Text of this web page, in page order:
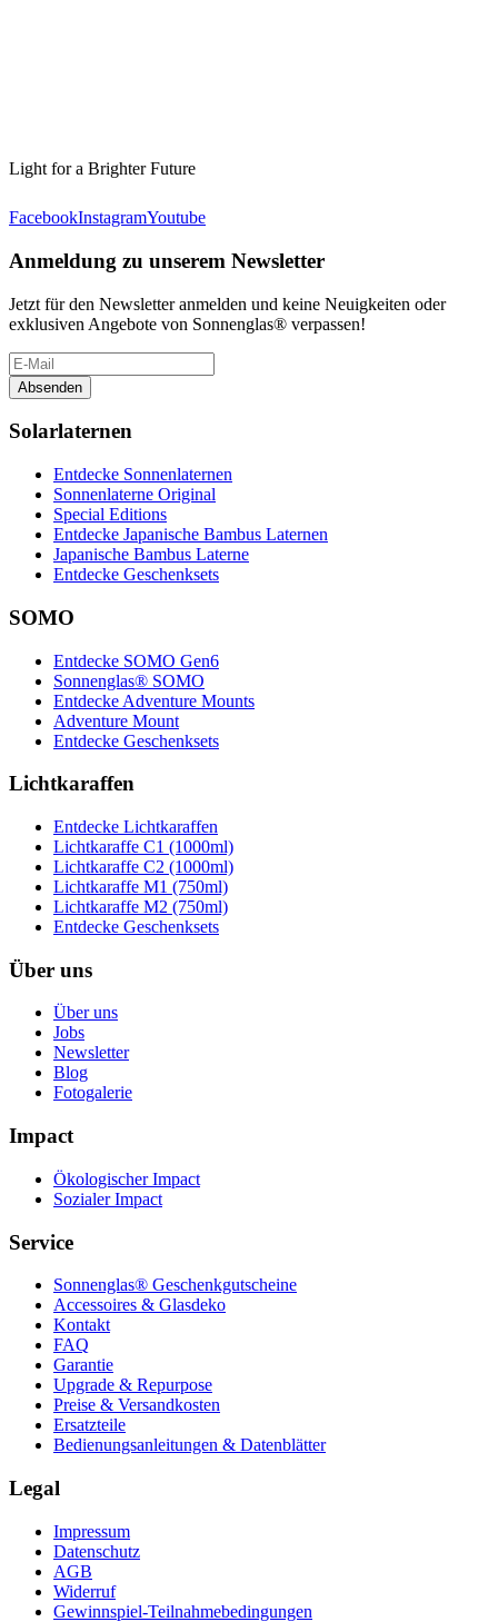
Light for a Brighter Future
FacebookInstagramYoutube
Anmeldung zu unserem Newsletter
Jetzt für den Newsletter anmelden und keine Neuigkeiten oder
exklusiven Angebote von Sonnenglas® verpassen!
Absenden
Solarlaternen
Entdecke Sonnenlaternen
Sonnenlaterne Original
Special Editions
Entdecke Japanische Bambus Laternen
Japanische Bambus Laterne
Entdecke Geschenksets
SOMO
Entdecke SOMO Gen6
Sonnenglas® SOMO
Entdecke Adventure Mounts
Adventure Mount
Entdecke Geschenksets
Lichtkaraffen
Entdecke Lichtkaraffen
Lichtkaraffe C1 (1000ml)
Lichtkaraffe C2 (1000ml)
Lichtkaraffe M1 (750ml)
Lichtkaraffe M2 (750ml)
Entdecke Geschenksets
Über uns
Über uns
Jobs
Newsletter
Blog
Fotogalerie
Impact
Ökologischer Impact
Sozialer Impact
Service
Sonnenglas® Geschenkgutscheine
Accessoires & Glasdeko
Kontakt
FAQ
Garantie
Upgrade & Repurpose
Preise & Versandkosten
Ersatzteile
Bedienungsanleitungen & Datenblätter
Legal
Impressum
Datenschutz
AGB
Widerruf
Gewinnspiel-Teilnahmebedingungen